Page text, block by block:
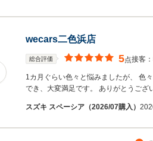
wecars二色浜店
総合評価 5点接客：
1カ月ぐらい色々と悩みましたが、 色
でき、大変満足です。 ありがとうござ
スズキ スペーシア（2026/07購入）